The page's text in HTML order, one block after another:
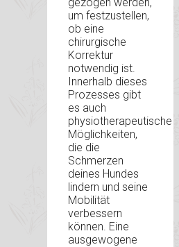
um festzustellen,
ob eine
chirurgische
Korrektur
notwendig ist.
Innerhalb dieses
Prozesses gibt
es auch
physiotherapeutische
Möglichkeiten,
die die
Schmerzen
deines Hundes
lindern und seine
Mobilität
verbessern
können. Eine
ausgewogene